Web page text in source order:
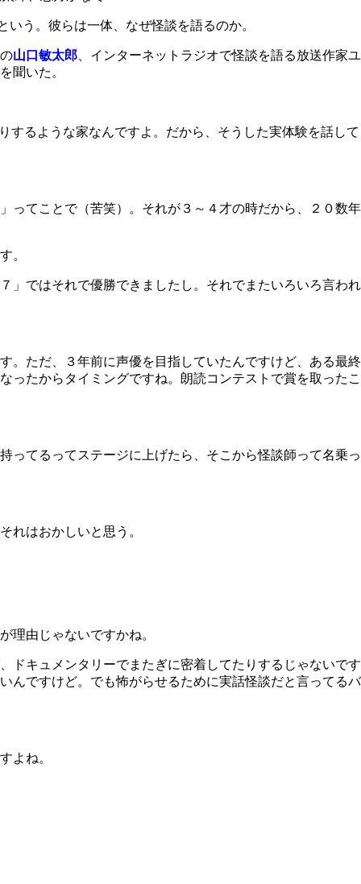
う。彼らは一体、なぜ怪談を語るのか。
山口敏太郎 、インターネットラジオで怪談を語る放送作家ユ
聞いた。
るような家なんですよ。だから、そうした実体験を話して
ってことで（苦笑）。それが３～４才の時だから、２０数年
。
」ではそれで優勝できましたし。それでまたいろいろ言われ
ただ、３年前に声優を目指していたんですけど、ある最終
ったからタイミングですね。朗読コンテストで賞を取ったこ
てるってステージに上げたら、そこから怪談師って名乗っ
れはおかしいと思う。
理由じゃないですかね。
キュメンタリーでまたぎに密着してたりするじゃないです
んですけど。でも怖がらせるために実話怪談だと言ってるバ
よね。